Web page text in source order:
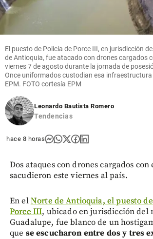
El puesto de Policía de Porce III, en jurisdicción
de Antioquia, fue atacado con drones cargados
viernes 7 de agosto durante la jornada de
Once uniformados custodian esa
EPM. FOTO cortesía EPM
Leonardo Bautista Romero
Tendencias
hace 8 horas
Dos ataques con drones cargados con
sacudieron este viernes al país.
En elNorte de Antioquia, el puesto
Porce III, ubicado en jurisdicción del
Guadalupe, fue blanco de un
que se escucharon entre dos y tres